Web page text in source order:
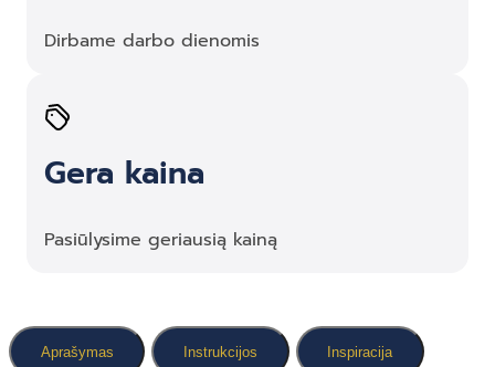
Dirbame darbo dienomis
Gera kaina
Pasiūlysime geriausią kainą
Aprašymas Instrukcijos Inspiracija